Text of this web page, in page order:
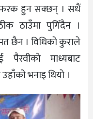
हुन सक्छन् । सधैं
ठाउँमा पुगिँदैन ।
छैन । विधिको कुराले
माध्यबाट
भनाइ थियाे ।